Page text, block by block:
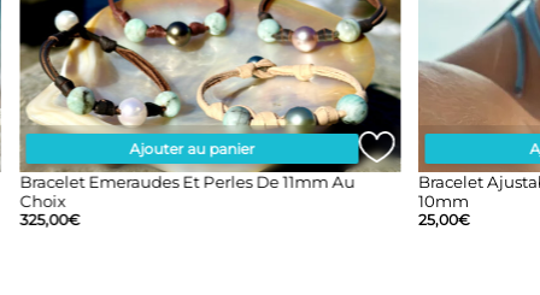
Ajouter au panier
Bracelet Emeraudes Et Perles De 11mm Au
Choix
325,00€
Bracelet
10mm
25,00€